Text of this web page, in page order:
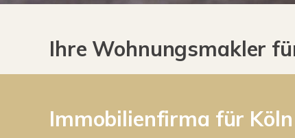
Ihre Wohnungsmakler
Immobilienfirma für